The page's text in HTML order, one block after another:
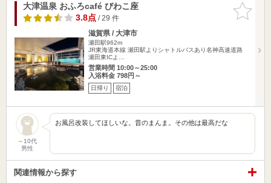
お気に入
りに追加
大津温泉 おふろcafé びわこ座
3.8点/ 29 件
滋賀県 / 大津市
瀬田駅962m
JR東海道本線 瀬田駅よりシャトルバスあり名神高速道路
瀬田東ICよ…
営業時間 10:00～25:00
入浴料金 798円～
日帰り 宿泊
～10代
男性
お風呂改装してほしいな。昔のまんま。その他は最高だな
関連情報から探す